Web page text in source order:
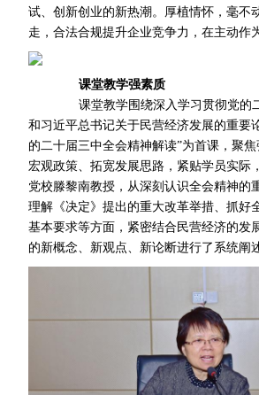
试、创新创业的新热潮。厚植情怀，毫不
走，合法合规提升企业竞争力，在主动作
课堂教学强素质
课堂教学围绕深入学习贯彻党的
和习近平总书记关于民营经济发展的重要
的二十届三中全会精神解读”为首课，聚
宏观政策、拓宽发展思路，紧贴学员实际
党校滕黎南教授，从深刻认识全会精神的
理解《决定》提出的重大改革举措、抓好
基本要求等方面，紧密结合民营经济的发
的新概念、新观点、新论断进行了系统阐